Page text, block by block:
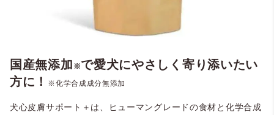
国産無添加 ※で愛犬にやさしく寄り添いたい
方に！
※化学合成成分無添加
犬心皮膚サポート＋は、ヒューマングレードの食材と化学合成